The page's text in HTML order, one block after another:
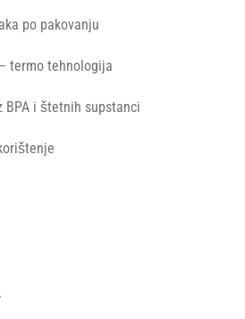
po pakovanju
termo tehnologija
BPA i štetnih supstanci